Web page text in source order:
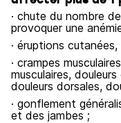
· chute du nombre
provoquer une
· éruptions
· crampes
musculaires,
douleurs dorsales,
· gonflement
et des jambes ;